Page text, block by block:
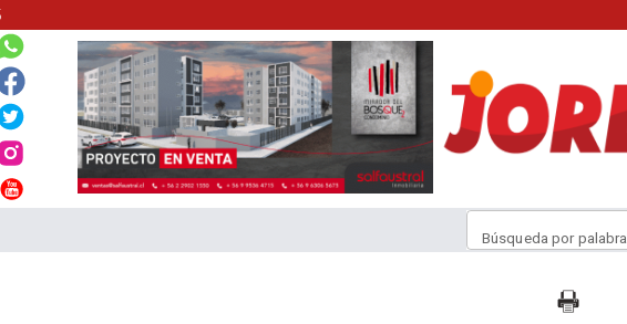
Búsqueda por palabra